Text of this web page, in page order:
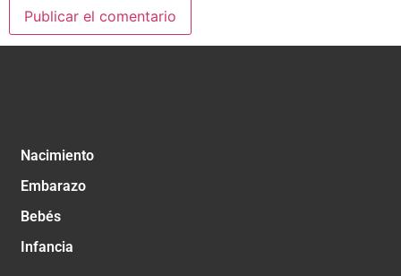
Nacimiento
Embarazo
Bebés
Infancia